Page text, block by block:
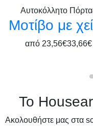
Αυτοκόλλητο
Μοτίβο με
από 23,56€33,66€
Το
Ακολουθήστε μας στα